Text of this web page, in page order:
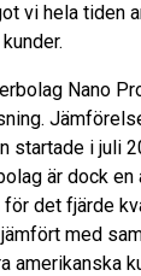
vi hela tiden
Nano
startade i juli
är dock en
det fjärde
med
amerikanska